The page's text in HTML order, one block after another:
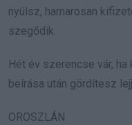
nyúlsz, hamarosan
szegődik.
Hét év szerencse vár,
beírása után gördítesz
OROSZLÁN